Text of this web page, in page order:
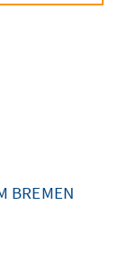
BREMEN